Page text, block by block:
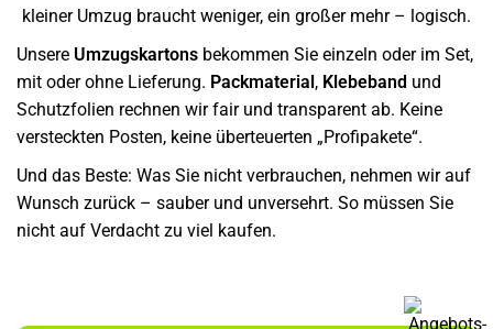
kleiner Umzug braucht weniger, ein großer mehr – logisch.
Unsere Umzugskartons bekommen Sie einzeln oder im Set,
mit oder ohne Lieferung. Packmaterial, Klebeband und
Schutzfolien rechnen wir fair und transparent ab. Keine
versteckten Posten, keine überteuerten „Profipakete“.
Und das Beste: Was Sie nicht verbrauchen, nehmen wir auf
Wunsch zurück – sauber und unversehrt. So müssen Sie
nicht auf Verdacht zu viel kaufen.